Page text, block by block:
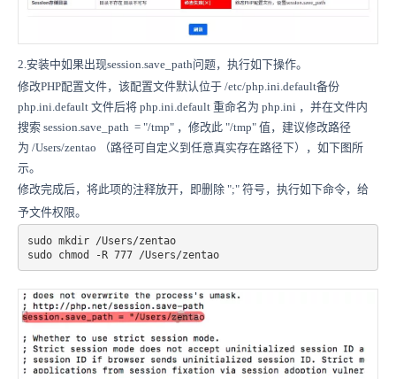
2.安装中如果出现session.save_path问题，执行如下操作。
修改PHP配置文件，该配置文件默认位于 /etc/php.ini.default备份
php.ini.default 文件后将 php.ini.default 重命名为 php.ini ，并在文件内
搜索 session.save_path = "/tmp" ，修改此 "/tmp" 值，建议修改路径
为 /Users/zentao （路径可自定义到任意真实存在路径下），如下图所
示。
修改完成后，将此项的注释放开，即删除 ";" 符号，执行如下命令，给
予文件权限。
sudo mkdir /Users/zentao
sudo chmod -R 777 /Users/zentao